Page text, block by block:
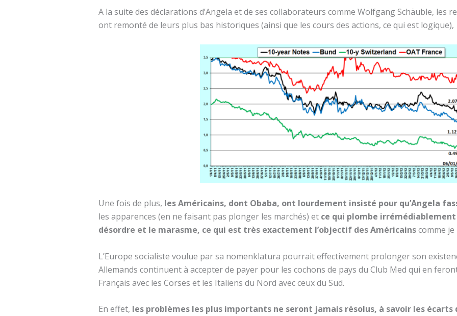
A la suite des déclarations d’Angela et de ses collaborateurs comme Wolfgang Schäuble, les
ont remonté de leurs plus bas historiques (ainsi que les cours des actions, ce qui est logique),
Une fois de plus, les Américains, dont Obaba, ont lourdement insisté pour qu’Angela
les apparences (en ne faisant pas plonger les marchés) et ce qui plombe
désordre et le marasme, ce qui est très exactement l’objectif des Américainscomme je
L’Europe socialiste voulue par sa nomenklatura pourrait effectivement prolonger son
Allemands continuent à accepter de payer pour les cochons de pays du Club Med qui en
Français avec les Corses et les Italiens du Nord avec ceux du Sud.
En effet, les problèmes les plus importants ne seront jamais résolus, à savoir les